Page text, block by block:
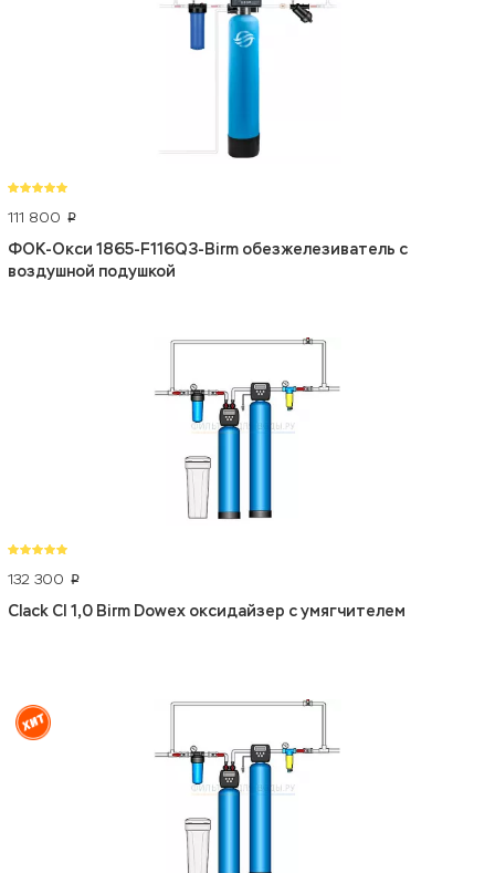
111 800 p
ФОК-Окси 1865-F116Q3-Birm обезжелезиватель с
воздушной подушкой
132 300 p
Clack CI 1,0 Birm Dowex оксидайзер с умягчителем